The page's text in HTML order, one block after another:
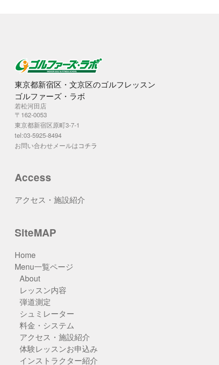
東京都新宿区・文京区のゴルフレッスン
ゴルファーズ・ラボ
若松河田店
〒162-0053
東京都新宿区原町3-7-1
tel:03-5925-8494
お問い合わせメールはコチラ
Access
アクセス・施設紹介
SiteMAP
Home
Menu一覧ページ
About
レッスン内容
弾道測定
シュミレーター
料金・システム
アクセス・施設紹介
体験レッスンお申込み
インストラクター紹介